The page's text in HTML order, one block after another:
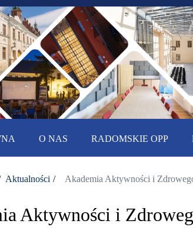
O NAS RADOMSKIE OPP
Aktualności Akademia Aktywności i
Aktywności i